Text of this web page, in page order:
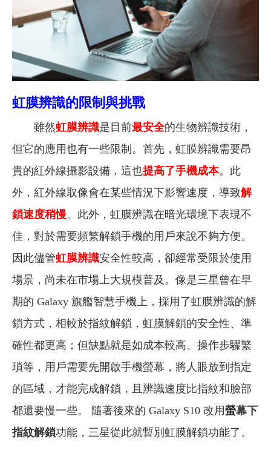
虹膜辨識的限制與挑戰
雖然虹膜辨識是目前最安全的生物辨識技術，
但它的應用也有一些限制。首先，虹膜辨識需要昂
貴的紅外線攝影設備，這也提高了手機成本。 此
外，紅外線取像會在某些情況下影響速度，導致解
鎖速度稍慢。此外，虹膜辨識在暗光環境下表現不
佳，對於需要頻繁解鎖手機的用戶來說不夠方便。
因此儘管虹膜辨識安全性較高，卻經常受限於使用
場景，尚未在市場上大規模普及。 像是三星曾在早
期的 Galaxy 旗艦智慧手機上，採用了虹膜辨識的解
鎖方式，相較於指紋解鎖，虹膜解鎖的安全性、準
確性都更高；但缺點就是如成本較高、操作步驟繁
瑣等，用戶需要先開啟手機螢幕，將人眼放到指定
的區域，才能完成解鎖，且辨識速度比指紋和臉部
都還要慢一些。 隨著後來的 Galaxy S10 改用螢幕下
指紋解鎖功能，三星從此就暫別虹膜解鎖功能了。